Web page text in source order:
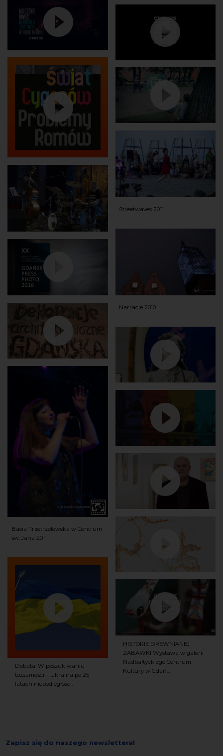
Streetwaves 2011
Narracje 2010
Basia Trzetrzelewska w Centrum
św. Jana 2011
Debata: W poszukiwaniu
tożsamości – Ukraina po 25
latach niepodległości.
HISTORIE DREWNIANEJ
ZABAWKI Wystawa w galerii
Nadbałtyckiego Centrum
Kultury w Gdań...
Zapisz się do naszego newslettera!